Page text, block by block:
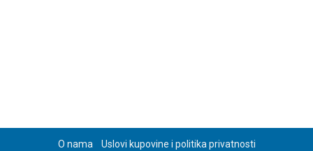
O nama
Uslovi kupovine i politika privatnosti